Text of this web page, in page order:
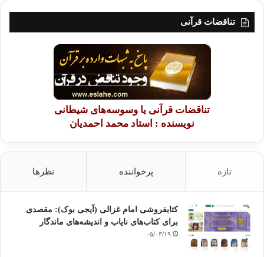
تناقضات قرآنی
تناقضات قرآنی یا وسوسه‌های شیطانی
نویسنده : استاد محمد احمدیان
تازه پرخواننده نظرها
کتابفروشی امام غزالی (آیجی بوک): مقصدی
برای کتاب‌های نایاب و اندیشه‌های ماندگار
۰۵/۰۳/۱۹